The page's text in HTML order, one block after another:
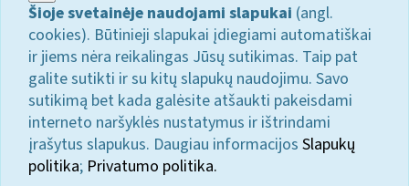
Šioje svetainėje naudojami slapukai (angl.
cookies). Būtinieji slapukai įdiegiami automatiškai
ir jiems nėra reikalingas Jūsų sutikimas. Taip pat
galite sutikti ir su kitų slapukų naudojimu. Savo
sutikimą bet kada galėsite atšaukti pakeisdami
interneto naršyklės nustatymus ir ištrindami
įrašytus slapukus. Daugiau informacijos Slapukų
politika; Privatumo politika.